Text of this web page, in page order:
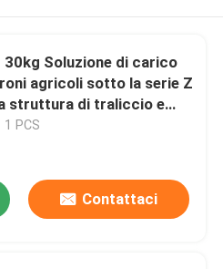
30kg Soluzione di carico
agricoli sotto la serie Z
struttura di traliccio e
pieghevoli a forma di Z
1 PCS
Contattaci